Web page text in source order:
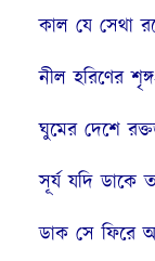
কাল যে সেথা
নীল হরিণের
ঘুমের দেশে
সূর্য যদি ডাকে
ডাক সে ফিরে